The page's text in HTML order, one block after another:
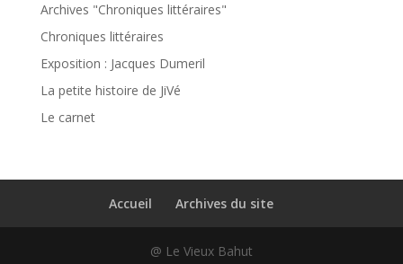
Archives "Chroniques littéraires"
Chroniques littéraires
Exposition : Jacques Dumeril
La petite histoire de JiVé
Le carnet
Accueil Archives du site
@ Le Vieux Bahut